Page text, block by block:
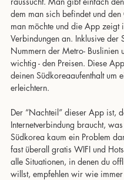
dem man sich befindet und
man möchte und die App zeigt
Verbindungen an. Inklusive der
Nummern der Metro- Buslinien
wichtig - den Preisen. Diese
deinen Südkoreaaufenthalt um
erleichtern.
Der “Nachteil” dieser App ist,
Internetverbindung braucht,
Südkorea kaum ein Problem
fast überall gratis WIFI und
alle Situationen, in denen du
willst, empfehlen wir wie